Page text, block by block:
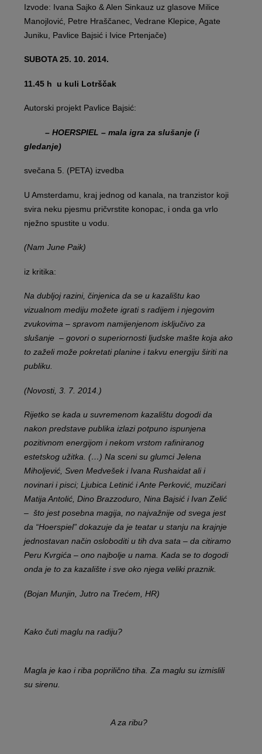
Izvode: Ivana Sajko & Alen Sinkauz uz glasove Milice
Manojlović, Petre Hraščanec, Vedrane Klepice, Agate
Juniku, Pavlice Bajsić i Ivice Prtenjače)
SUBOTA 25. 10. 2014.
11.45 h u kuli Lotrščak
Autorski projekt Pavlice Bajsić:
– HOERSPIEL – mala igra za slušanje (i
gledanje)
svečana 5. (PETA) izvedba
U Amsterdamu, kraj jednog od kanala, na tranzistor koji
svira neku pjesmu pričvrstite konopac, i onda ga vrlo
nježno spustite u vodu.
(Nam June Paik)
iz kritika:
Na dubljoj razini, činjenica da se u kazalištu kao
vizualnom mediju možete igrati s radijem i njegovim
zvukovima – spravom namijenjenom isključivo za
slušanje – govori o superiornosti ljudske mašte koja ako
to zaželi može pokretati planine i takvu energiju širiti na
publiku.
(Novosti, 3. 7. 2014.)
Rijetko se kada u suvremenom kazalištu dogodi da
nakon predstave publika izlazi potpuno ispunjena
pozitivnom energijom i nekom vrstom rafiniranog
estetskog užitka. (…) Na sceni su glumci Jelena
Miholjević, Sven Medvešek i Ivana Rushaidat ali i
novinari i pisci; Ljubica Letinić i Ante Perković, muzičari
Matija Antolić, Dino Brazzoduro, Nina Bajsić i Ivan Zelić
– što jest posebna magija, no najvažnije od svega jest
da “Hoerspiel” dokazuje da je teatar u stanju na krajnje
jednostavan način osloboditi u tih dva sata – da citiramo
Peru Kvrgića – ono najbolje u nama. Kada se to dogodi
onda je to za kazalište i sve oko njega veliki praznik.
(Bojan Munjin, Jutro na Trećem, HR)
Kako čuti maglu na radiju?
Magla je kao i riba poprilično tiha. Za maglu su izmislili
su sirenu.
A za ribu?